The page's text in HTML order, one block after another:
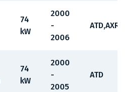
74
kW
2000
-
2006
ATD,AXR
74
kW
2000
-
2005
ATD